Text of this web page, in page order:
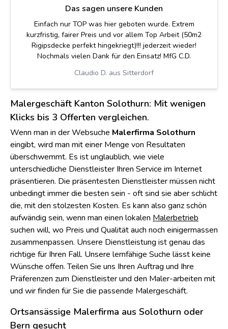
Malergeschäft Kanton Solothurn: Mit wenigen
Klicks bis 3 Offerten vergleichen.
Wenn man in der Websuche
Malerfirma Solothurn
eingibt, wird man mit einer Menge von Resultaten
überschwemmt. Es ist unglaublich, wie viele
unterschiedliche Dienstleister Ihren Service im Internet
präsentieren. Die präsentesten Dienstleister müssen nicht
unbedingt immer die besten sein - oft sind sie aber schlicht
die, mit den stolzesten Kosten. Es kann also ganz schön
aufwändig sein, wenn man einen lokalenMalerbetrieb
suchen will, wo Preis und Qualität auch noch einigermassen
zusammenpassen. Unsere Dienstleistung ist genau das
richtige für Ihren Fall. Unsere lernfähige Suche lässt keine
Wünsche offen. Teilen Sie uns Ihren Auftrag und Ihre
Präferenzen zum Dienstleister und den Maler-arbeiten mit
und wir finden für Sie die passende Malergeschäft.
Das sagen unsere Kunden
Herr Lampert ist noch am gleichen Tag persönlich
vorbeigekommen und hat sich die zu erledigenden
Arbeiten angeschaut. Am vereinbarten Termin wurden
die Arbeiten zur vollsten Zufriedenheit erledigt. Wenn ich
zögern Herrn Lampert kontaktieren. Äusserst freundlich,
zuvorkommend und unkompliziert.
David M. aus Luzern